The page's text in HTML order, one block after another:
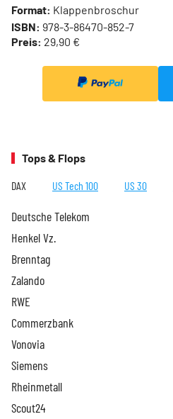
Format: Klappenbroschur
ISBN: 978-3-86470-852-7
Preis: 29,90 €
Tops & Flops
DAX US Tech 100 US 30
Deutsche Telekom
Henkel Vz.
Brenntag
Zalando
RWE
Commerzbank
Vonovia
Siemens
Rheinmetall
Scout24